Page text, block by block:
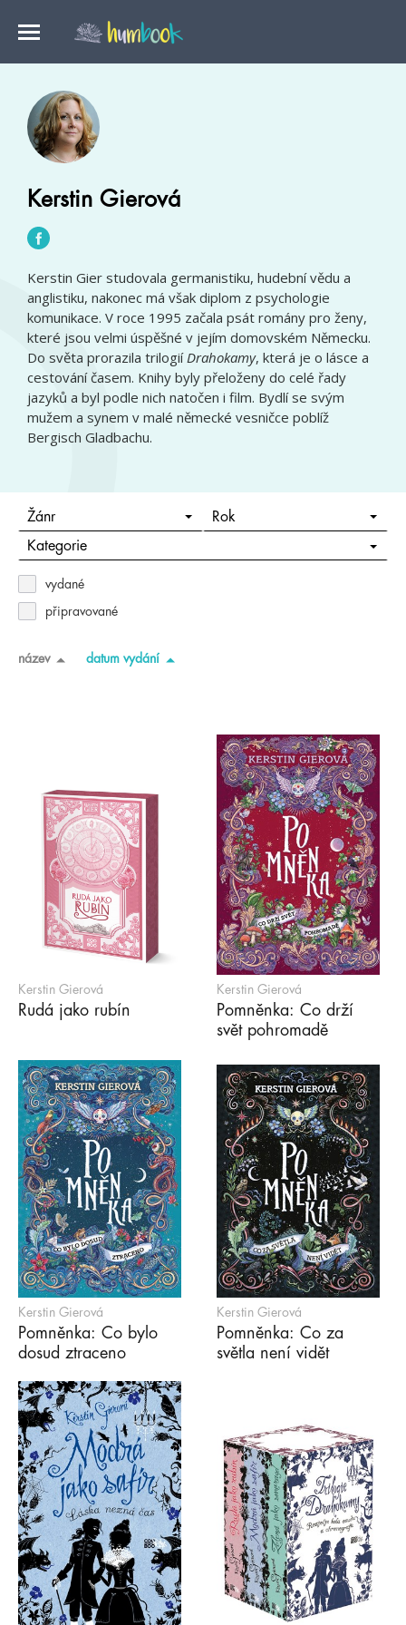
Kerstin Gierová
Kerstin Gier studovala germanistiku, hudební vědu a
anglistiku, nakonec má však diplom z psychologie
komunikace. V roce 1995 začala psát romány pro ženy,
které jsou velmi úspěšné v jejím domovském Německu.
Do světa prorazila trilogiíDrahokamy, která je o lásce a
cestování časem. Knihy byly přeloženy do celé řady
jazyků a byl podle nich natočen i film. Bydlí se svým
mužem a synem v malé německé vesničce poblíž
Bergisch Gladbachu.
Žánr Rok
Kategorie
vydané
připravované
název datum vydání
Kerstin Gierová
Rudá jako rubín
Kerstin Gierová
Pomněnka: Co drží
svět pohromadě
Kerstin Gierová
Pomněnka: Co bylo
dosud ztraceno
Kerstin Gierová
Pomněnka: Co za
světla není vidět